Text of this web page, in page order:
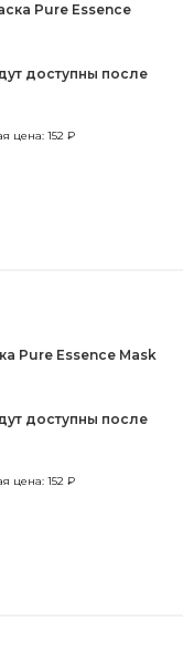
Pure Essence
доступны после
цена: 152 ₽
Pure Essence Mask
доступны после
цена: 152 ₽